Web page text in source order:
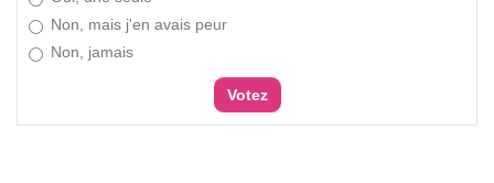
Non, mais j'en avais peur
Non, jamais